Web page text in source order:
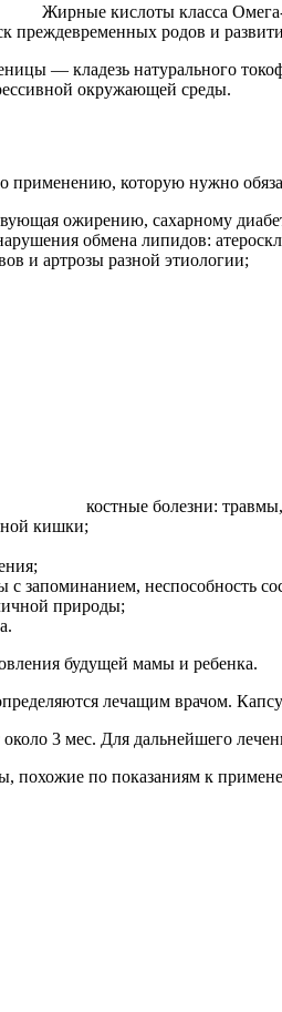
Жирные кислоты класса
преждевременных родов и
— кладезь натурального
окружающей среды.
применению, которую нужно
ожирению, сахарному
обмена липидов:
и артрозы разной этиологии;
костные болезни:
кишки;
запоминанием, неспособность
природы;
будущей мамы и ребенка.
лечащим врачом.
3 мес. Для дальнейшего
по показаниям к